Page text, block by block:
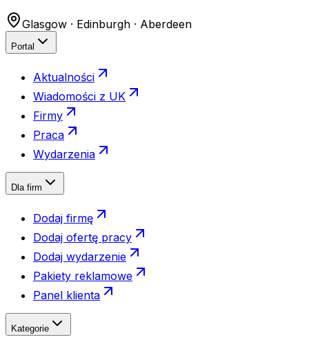
Glasgow · Edinburgh · Aberdeen
Portal
Aktualności
Wiadomości z UK
Firmy
Praca
Wydarzenia
Dla firm
Dodaj firmę
Dodaj ofertę pracy
Dodaj wydarzenie
Pakiety reklamowe
Panel klienta
Kategorie